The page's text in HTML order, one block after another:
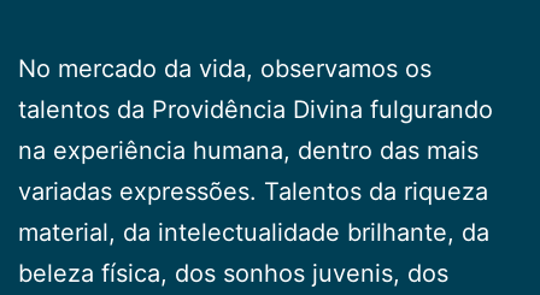
No mercado da vida, observamos os
talentos da Providência Divina fulgurando
na experiência humana, dentro das mais
variadas expressões. Talentos da riqueza
material, da intelectualidade brilhante, da
beleza física, dos sonhos juvenis, dos